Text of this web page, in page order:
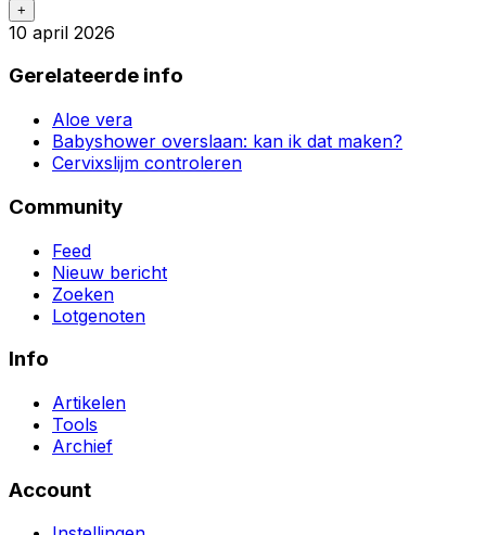
+
10 april 2026
Gerelateerde info
Aloe vera
Babyshower overslaan: kan ik dat maken?
Cervixslijm controleren
Community
Feed
Nieuw bericht
Zoeken
Lotgenoten
Info
Artikelen
Tools
Archief
Account